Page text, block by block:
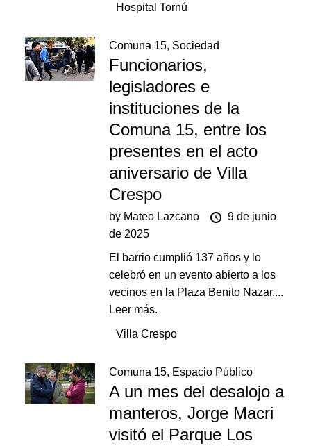
Hospital Tornú
Comuna 15, Sociedad
Funcionarios,
legisladores e
instituciones de la
Comuna 15, entre los
presentes en el acto
aniversario de Villa
Crespo
by Mateo Lazcano
9 de junio
de 2025
El barrio cumplió 137 años y lo
celebró en un evento abierto a los
vecinos en la Plaza Benito Nazar....
Leer más.
Villa Crespo
Comuna 15, Espacio Público
A un mes del desalojo a
manteros, Jorge Macri
visitó el Parque Los